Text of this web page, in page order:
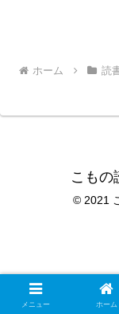
ホーム 読
こもの
© 2021
メニュー ホーム